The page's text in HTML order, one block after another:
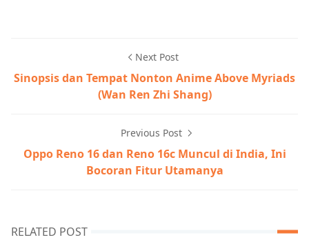
Next Post
Sinopsis dan Tempat Nonton Anime Above Myriads
(Wan Ren Zhi Shang)
Previous Post
Oppo Reno 16 dan Reno 16c Muncul di India, Ini
Bocoran Fitur Utamanya
RELATED POST